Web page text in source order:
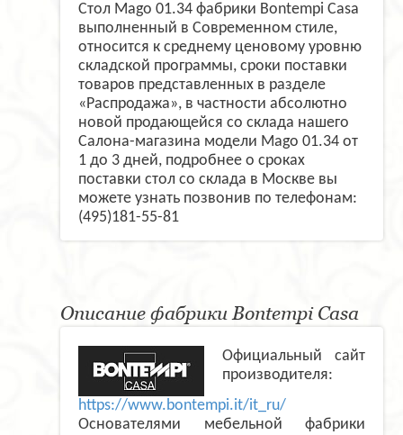
Стол Mago 01.34 фабрики Bontempi Casa
выполненный в Современном стиле,
относится к среднему ценовому уровню
складской программы, сроки поставки
товаров представленных в разделе
«Распродажа», в частности абсолютно
новой продающейся со склада нашего
Салона-магазина модели Mago 01.34 от
1 до 3 дней, подробнее о сроках
поставки стол со склада в Москве вы
можете узнать позвонив по телефонам:
(495)181-55-81
Описание фабрики Bontempi Casa
Официальный сайт
производителя:
https://www.bontempi.it/it_ru/
Основателями мебельной фабрики